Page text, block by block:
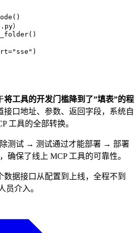
）
将工具的开发门槛降到了”填表”的程
接口地址、参数、返回字段，系统自
工具的全部转换。
除测试 → 测试通过才能部署 → 部署
确保了线上 MCP 工具的可靠性。
数据接口从配置到上线，全程不到
员介入。